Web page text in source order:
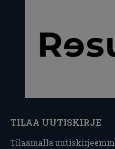
TILAA UUTISKIRJE
Tilaamalla